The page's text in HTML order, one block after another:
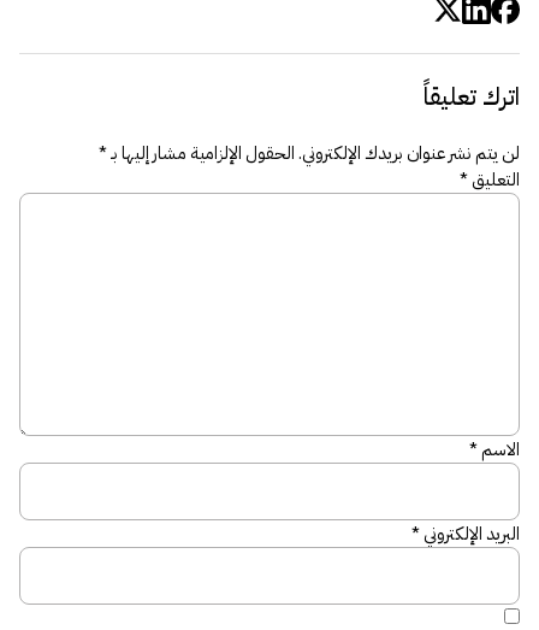
اترك تعليقاً
لن يتم نشر عنوان بريدك الإلكتروني.الحقول الإلزامية مشار إليها بـ*
التعليق*
الاسم*
البريد الإلكتروني*